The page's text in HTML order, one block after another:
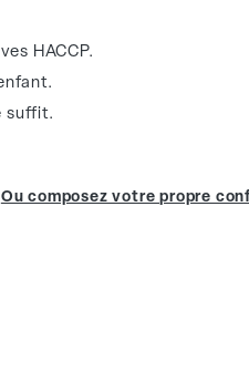
HACCP.
suffit.
Ou composez votre propre